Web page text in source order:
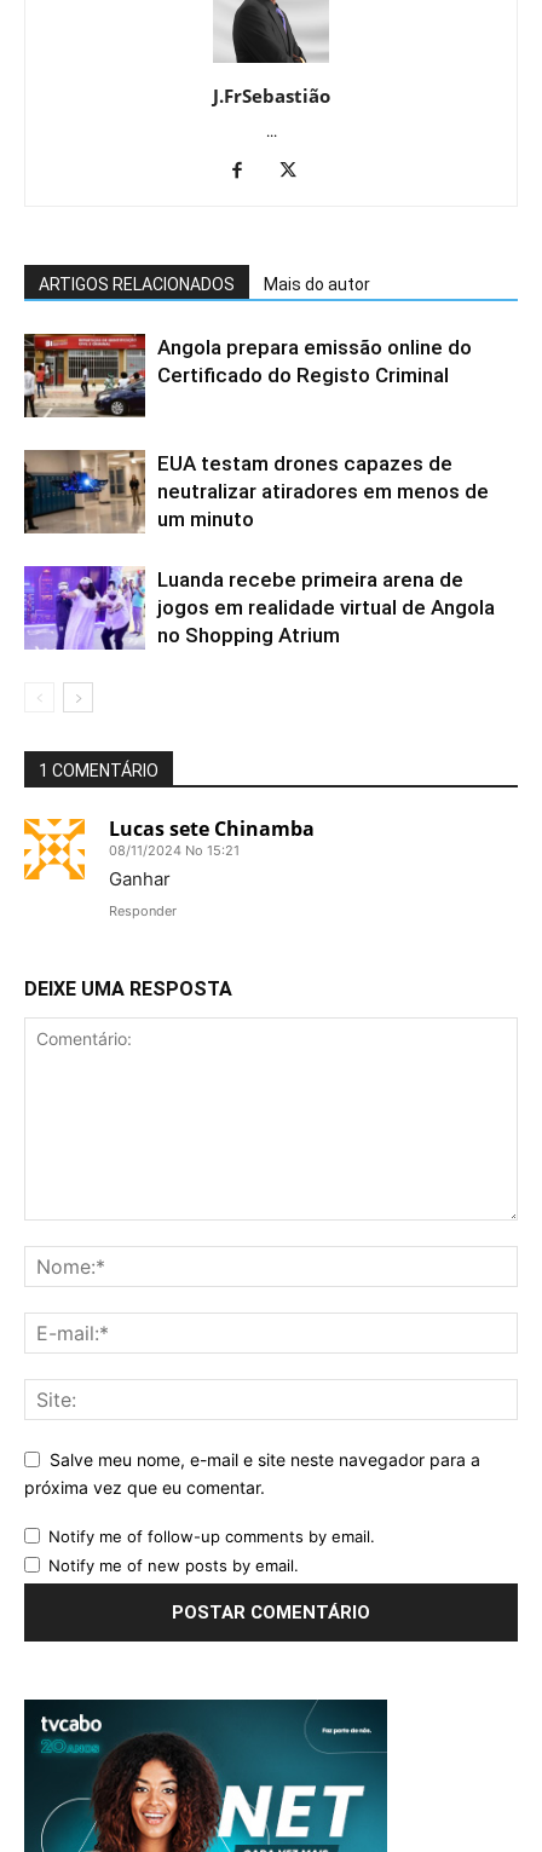
J.FrSebastião
...
ARTIGOS RELACIONADOS Mais do autor
Angola prepara emissão online do
Certificado do Registo Criminal
EUA testam drones capazes de
neutralizar atiradores em menos de
um minuto
Luanda recebe primeira arena de
jogos em realidade virtual de Angola
no Shopping Atrium
1 COMENTÁRIO
Lucas sete Chinamba
08/11/2024 No 15:21
Ganhar
Responder
DEIXE UMA RESPOSTA
Salve meu nome, e-mail e site neste navegador para a
próxima vez que eu comentar.
Notify me of follow-up comments by email.
Notify me of new posts by email.